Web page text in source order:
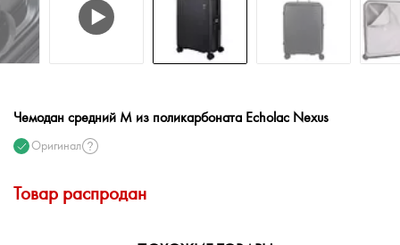
Чемодан средний M из поликарбоната Echolac Nexus
Оригинал
Товар распродан